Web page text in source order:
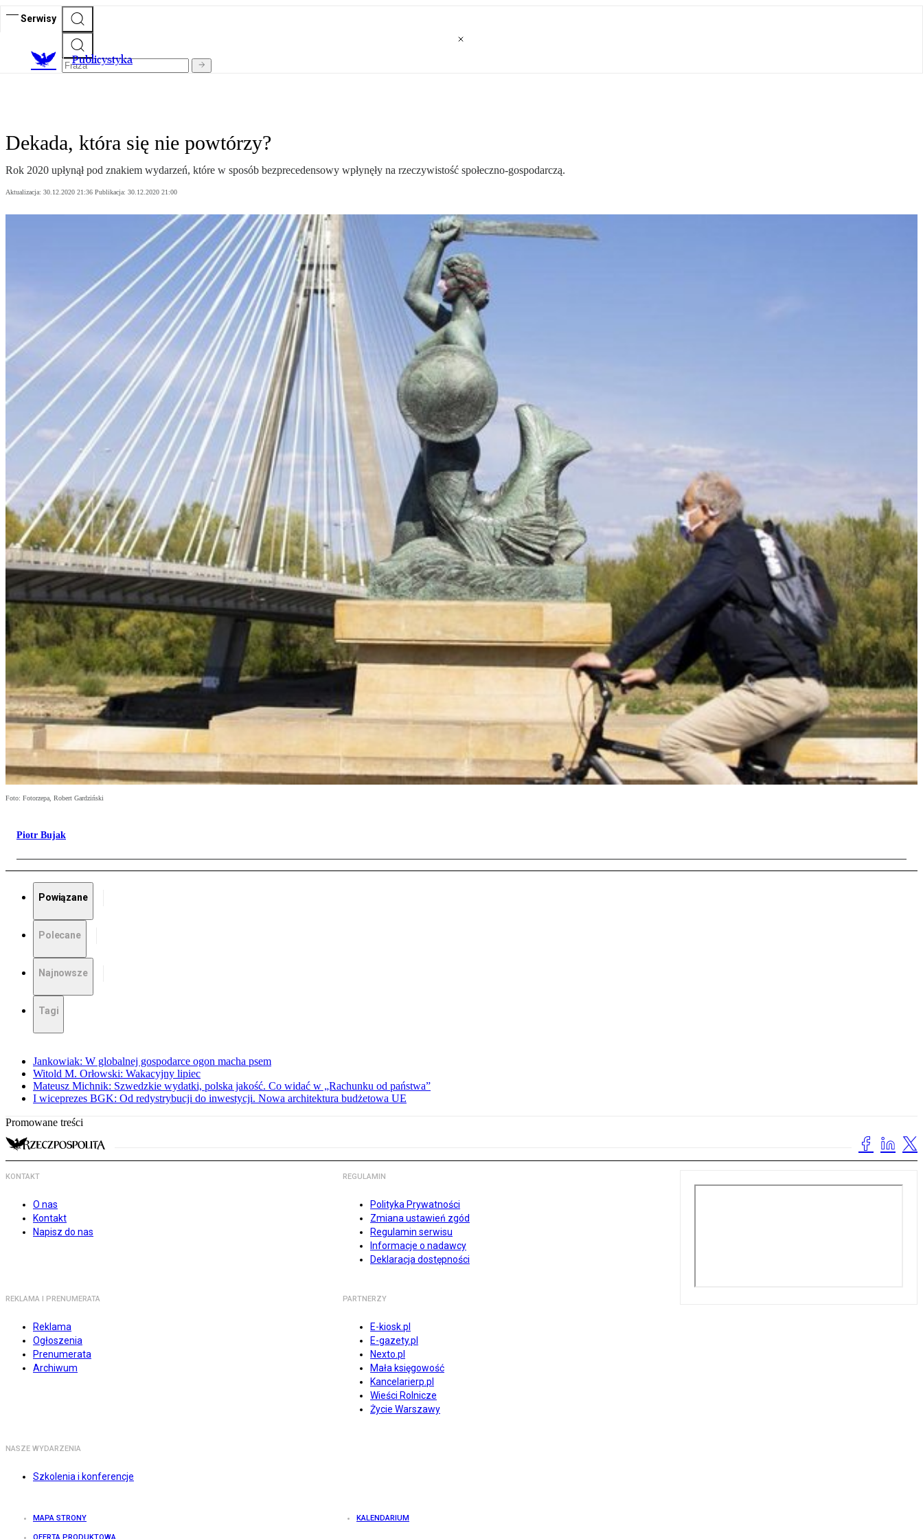
Serwisy
Publicystyka
Dekada, która się nie powtórzy?
Rok 2020 upłynął pod znakiem wydarzeń, które w sposób bezprecedensowy wpłynęły na rzeczywistość społeczno-gospodarczą.
Aktualizacja: 30.12.2020 21:36 Publikacja: 30.12.2020 21:00
Foto: Fotorzepa, Robert Gardziński
Piotr Bujak
Powiązane
Polecane
Najnowsze
Tagi
Jankowiak: W globalnej gospodarce ogon macha psem
Witold M. Orłowski: Wakacyjny lipiec
Mateusz Michnik: Szwedzkie wydatki, polska jakość. Co widać w „Rachunku od państwa”
I wiceprezes BGK: Od redystrybucji do inwestycji. Nowa architektura budżetowa UE
Promowane treści
KONTAKT
O nas
Kontakt
Napisz do nas
REGULAMIN
Polityka Prywatności
Zmiana ustawień zgód
Regulamin serwisu
Informacje o nadawcy
Deklaracja dostępności
REKLAMA I PRENUMERATA
Reklama
Ogłoszenia
Prenumerata
Archiwum
PARTNERZY
E-kiosk.pl
E-gazety.pl
Nexto.pl
Mała księgowość
Kancelarierp.pl
Wieści Rolnicze
Życie Warszawy
NASZE WYDARZENIA
Szkolenia i konferencje
MAPA STRONY KALENDARIUM